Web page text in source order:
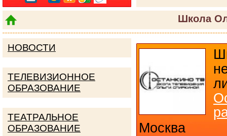
Школа
Москва
НОВОСТИ
ТЕЛЕВИЗИОННОЕ
ОБРАЗОВАНИЕ
ТЕАТРАЛЬНОЕ
ОБРАЗОВАНИЕ